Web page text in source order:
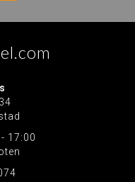
17:00